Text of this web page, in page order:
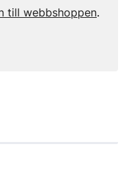
till webbshoppen.